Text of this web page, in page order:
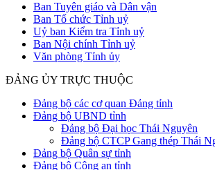
Ban Tuyên giáo và Dân vận
Ban Tổ chức Tỉnh uỷ
Uỷ ban Kiểm tra Tỉnh uỷ
Ban Nội chính Tỉnh uỷ
Văn phòng Tỉnh ủy
ĐẢNG ỦY TRỰC THUỘC
Đảng bộ các cơ quan Đảng tỉnh
Đảng bộ UBND tỉnh
Đảng bộ Đại học Thái Nguyên
Đảng bộ CTCP Gang thép Thái
Đảng bộ Quân sự tỉnh
Đảng bộ Công an tỉnh